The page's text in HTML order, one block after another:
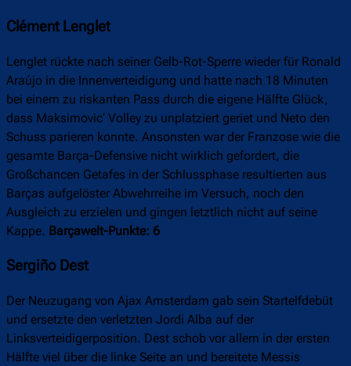
Clément Lenglet
Lenglet rückte nach seiner Gelb-Rot-Sperre wieder für Ronald
Araújo in die Innenverteidigung und hatte nach 18 Minuten
bei einem zu riskanten Pass durch die eigene Hälfte Glück,
dass Maksimovic‘ Volley zu unplatziert geriet und Neto den
Schuss parieren konnte. Ansonsten war der Franzose wie die
gesamte Barça-Defensive nicht wirklich gefordert, die
Großchancen Getafes in der Schlussphase resultierten aus
Barças aufgelöster Abwehrreihe im Versuch, noch den
Ausgleich zu erzielen und gingen letztlich nicht auf seine
Kappe. Barçawelt-Punkte: 6
Sergiño Dest
Der Neuzugang von Ajax Amsterdam gab sein Startelfdebüt
und ersetzte den verletzten Jordi Alba auf der
Linksverteidigerposition. Dest schob vor allem in der ersten
Hälfte viel über die linke Seite an und bereitete Messis